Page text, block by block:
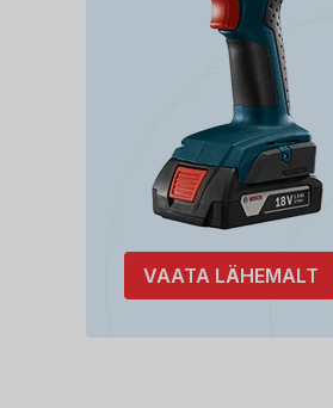
VAATA LÄHEMALT